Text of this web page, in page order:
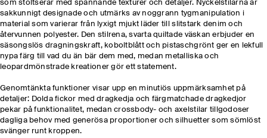
som stoltserar med spännande texturer och detaljer. Nyckelstilarna är
sakkunnigt designade och utmärks av noggrann tygmanipulation i
material som varierar från lyxigt mjukt läder till slitstark denim och
återvunnen polyester. Den stilrena, svarta quiltade väskan erbjuder en
säsongslös dragningskraft, koboltblått och pistaschgrönt ger en lekfull
nypa färg till vad du än bär dem med, medan metalliska och
leopardmönstrade kreationer gör ett statement.
Genomtänkta funktioner visar upp en minutiös uppmärksamhet på
detaljer: Dolda fickor med dragkedja och färgmatchade dragkedjor
pekar på funktionalitet, medan crossbody- och axelstilar tillgodoser
dagliga behov med generösa proportioner och silhuetter som sömlöst
svänger runt kroppen.